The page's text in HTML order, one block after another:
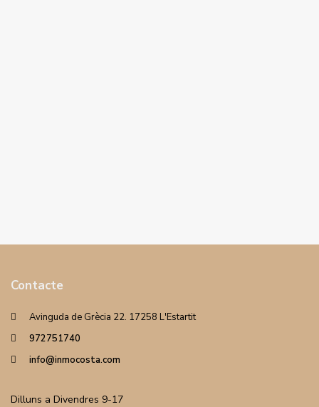
Contacte
Avinguda de Grècia 22. 17258 L'Estartit
972751740
info@inmocosta.com
Dilluns a Divendres 9-17